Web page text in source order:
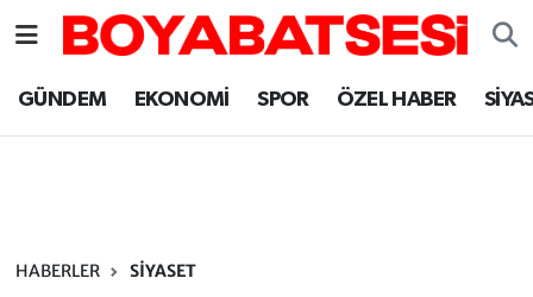
GÜNDEM EKONOMİ SPOR ÖZEL HABER
HABERLER SİYASET
Sinop Nöbetçi Eczaneler
Sinop Trafik Yoğunluk Haritası